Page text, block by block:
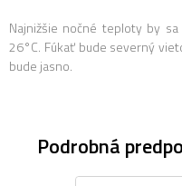
Najnižšie nočné teploty by
26°C. Fúkať bude severný
bude jasno.
Podrobná